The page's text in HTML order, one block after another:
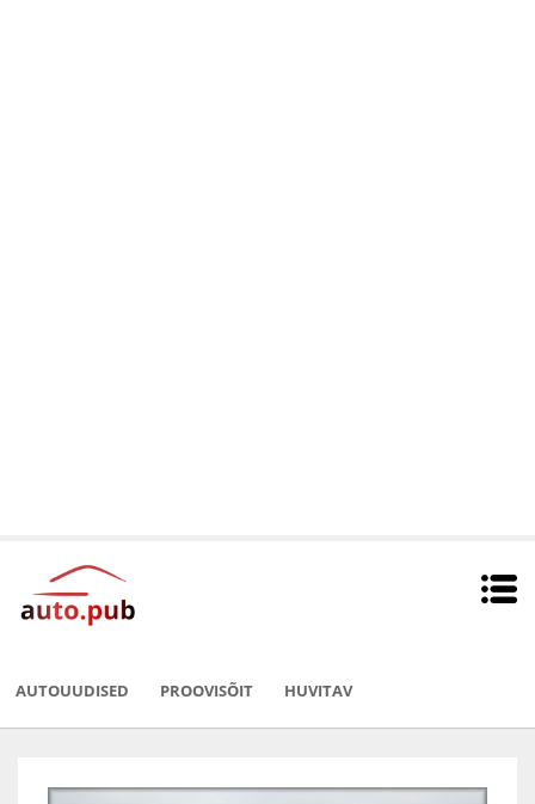
AUTOUUDISED PROOVISÕIT HUVITAV